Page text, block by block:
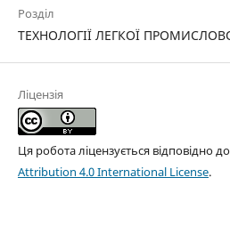
Розділ
ТЕХНОЛОГІЇ ЛЕГКОЇ
Ліцензія
Ця робота ліцензується відповідно до
Attribution 4.0 International License.